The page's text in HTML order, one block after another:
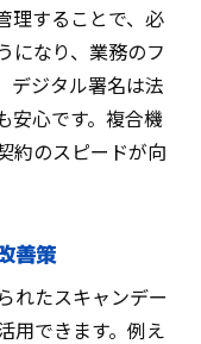
理することで、必
になり、業務のフ
デジタル署名は法
安心です。複合機
約のスピードが向
善策
れたスキャンデー
用できます。例え